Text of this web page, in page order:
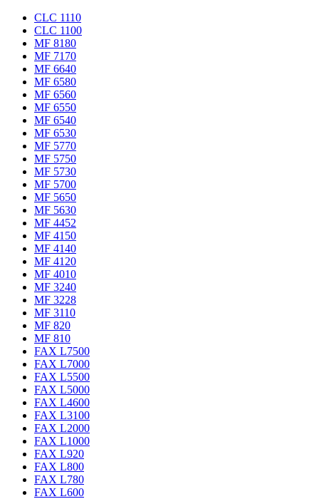
CLC 1110
CLC 1100
MF 8180
MF 7170
MF 6640
MF 6580
MF 6560
MF 6550
MF 6540
MF 6530
MF 5770
MF 5750
MF 5730
MF 5700
MF 5650
MF 5630
MF 4452
MF 4150
MF 4140
MF 4120
MF 4010
MF 3240
MF 3228
MF 3110
MF 820
MF 810
FAX L7500
FAX L7000
FAX L5500
FAX L5000
FAX L4600
FAX L3100
FAX L2000
FAX L1000
FAX L920
FAX L800
FAX L780
FAX L600